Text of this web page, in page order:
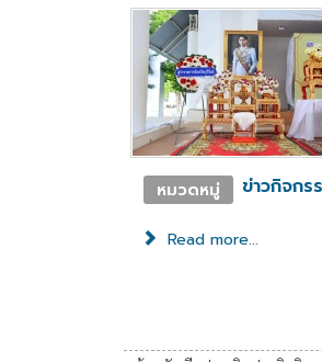
หมวดหมู่ ข่าวกิจกร
Read more...